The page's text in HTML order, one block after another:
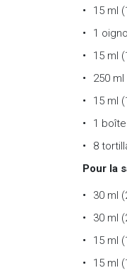
15 ml
1
15 ml
250
15 ml
1
8
Pour la
30 ml
30 ml
15 ml
15 ml